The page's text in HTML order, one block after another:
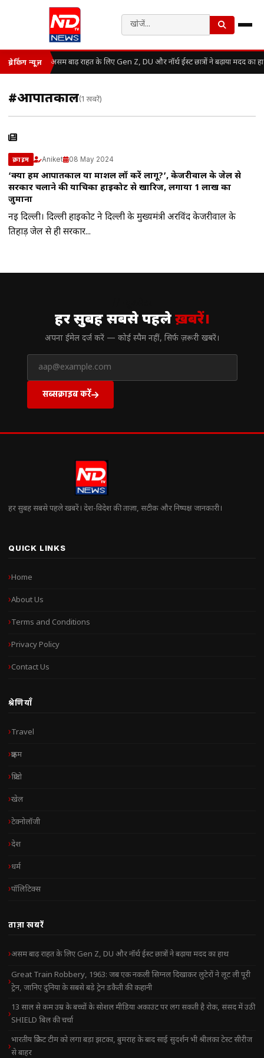
ब्रेकिंग न्यूज़ असम बाढ़ राहत के लिए Gen Z, DU और नॉर्थ ईस्ट छात्रों ने बढ़ाया मदद का
#आपातकाल(1 खबरें)
क्राइम Aniket 08 May 2024
‘क्या हम आपातकाल या मार्शल लॉ करें लागू?’, केजरीवाल के जेल से
सरकार चलाने की याचिका हाईकोर्ट से खारिज, लगाया 1 लाख का
जुर्माना
नई दिल्ली। दिल्ली हाईकोर्ट ने द‍िल्‍ली के मुख्‍यमंत्री अरविंद केजरीवाल के
तिहाड़ जेल से ही सरकार...
हर सुबह सबसे पहलेख़बरें।
अपना ईमेल दर्ज करें — कोई स्पैम नहीं, सिर्फ ज़रूरी खबरें।
सब्सक्राइब करें
हर सुबह सबसे पहले खबरें। देश-विदेश की ताज़ा, सटीक और निष्पक्ष जानकारी।
QUICK LINKS
Home
About Us
Terms and Conditions
Privacy Policy
Contact Us
श्रेणियाँ
Travel
क्राइम
क्रिप्टो
खेल
टेक्नोलॉजी
देश
धर्म
पॉलिटिक्स
ताज़ा खबरें
असम बाढ़ राहत के लिए Gen Z, DU और नॉर्थ ईस्ट छात्रों ने बढ़ाया मदद का हाथ
Great Train Robbery, 1963: जब एक नकली सिग्नल दिखाकर लुटेरों ने लूट ली पूरी
ट्रेन, जानिए दुनिया के सबसे बड़े ट्रेन डकैती की कहानी
13 साल से कम उम्र के बच्चों के सोशल मीडिया अकाउंट पर लग सकती है रोक, संसद में उठी
SHIELD बिल की चर्चा
भारतीय क्रिकेट टीम को लगा बड़ा झटका, बुमराह के बाद साई सुदर्शन भी श्रीलंका टेस्ट सीरीज
से बाहर